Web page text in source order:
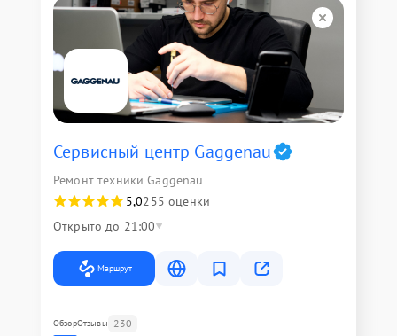
Сервисный центр Gaggenau
Ремонт техники Gaggenau
5,0255 оценки
Открыто до 21:00
Маршрут
ОбзорОтзывы 230